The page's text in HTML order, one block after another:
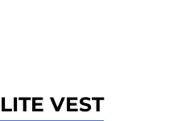
VEST